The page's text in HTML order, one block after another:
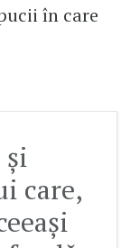
în care
şi
care,